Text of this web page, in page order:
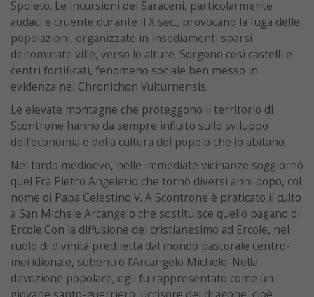
Spoleto. Le incursioni dei Saraceni, particolarmente
audaci e cruente durante il X sec., provocano la fuga delle
popolazioni, organizzate in insediamenti sparsi
denominate ville, verso le alture. Sorgono così castelli e
centri fortificati, fenomeno sociale ben messo in
evidenza nel Chronichon Vulturnensis.
Le elevate montagne che proteggono il territorio di
Scontrone hanno da sempre influito sullo sviluppo
dell’economia e della cultura del popolo che lo abitano.
Nel tardo medioevo, nelle immediate vicinanze soggiornò
quel Frà Pietro Angelerio che tornò diversi anni dopo, col
nome di Papa Celestino V. A Scontrone è praticato il culto
a San Michele Arcangelo che sostituisce quello pagano di
Ercole.Con la diffusione del cristianesimo ad Ercole, nel
ruolo di divinità prediletta dal mondo pastorale centro-
meridionale, subentrò l’Arcangelo Michele. Nella
devozione popolare, egli fu rappresentato come un